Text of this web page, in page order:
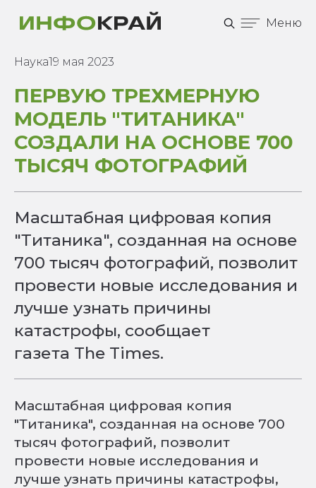
Меню
Наука19 мая 2023
ПЕРВУЮ ТРЕХМЕРНУЮ
МОДЕЛЬ "ТИТАНИКА"
СОЗДАЛИ НА ОСНОВЕ 700
ТЫСЯЧ ФОТОГРАФИЙ
Масштабная цифровая копия
"Титаника", созданная на основе
700 тысяч фотографий, позволит
провести новые исследования и
лучше узнать причины
катастрофы, сообщает
газета The Times.
Масштабная цифровая копия
"Титаника", созданная на основе 700
тысяч фотографий, позволит
провести новые исследования и
лучше узнать причины катастрофы,